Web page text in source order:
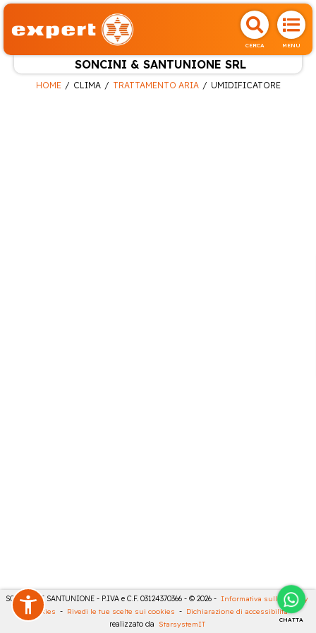
CERCA MENU
SONCINI & SANTUNIONE SRL
CHATTA
HOME CLIMA TRATTAMENTO ARIA UMIDIFICATORE
SONCINI E SANTUNIONE - P.IVA e C.F. 03124370366 - © 2026 - Informativa sulla privacy
Cookies - Rivedi le tue scelte sui cookies - Dichiarazione di accessibilità -
realizzato da StarsystemIT